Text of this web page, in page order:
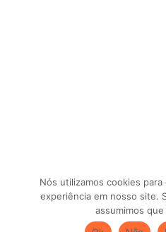
Nós utilizamos cookies
experiência em nosso site.
assumimos